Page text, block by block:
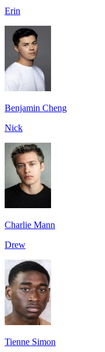
Erin
Benjamin Cheng
Nick
Charlie Mann
Drew
Tienne Simon